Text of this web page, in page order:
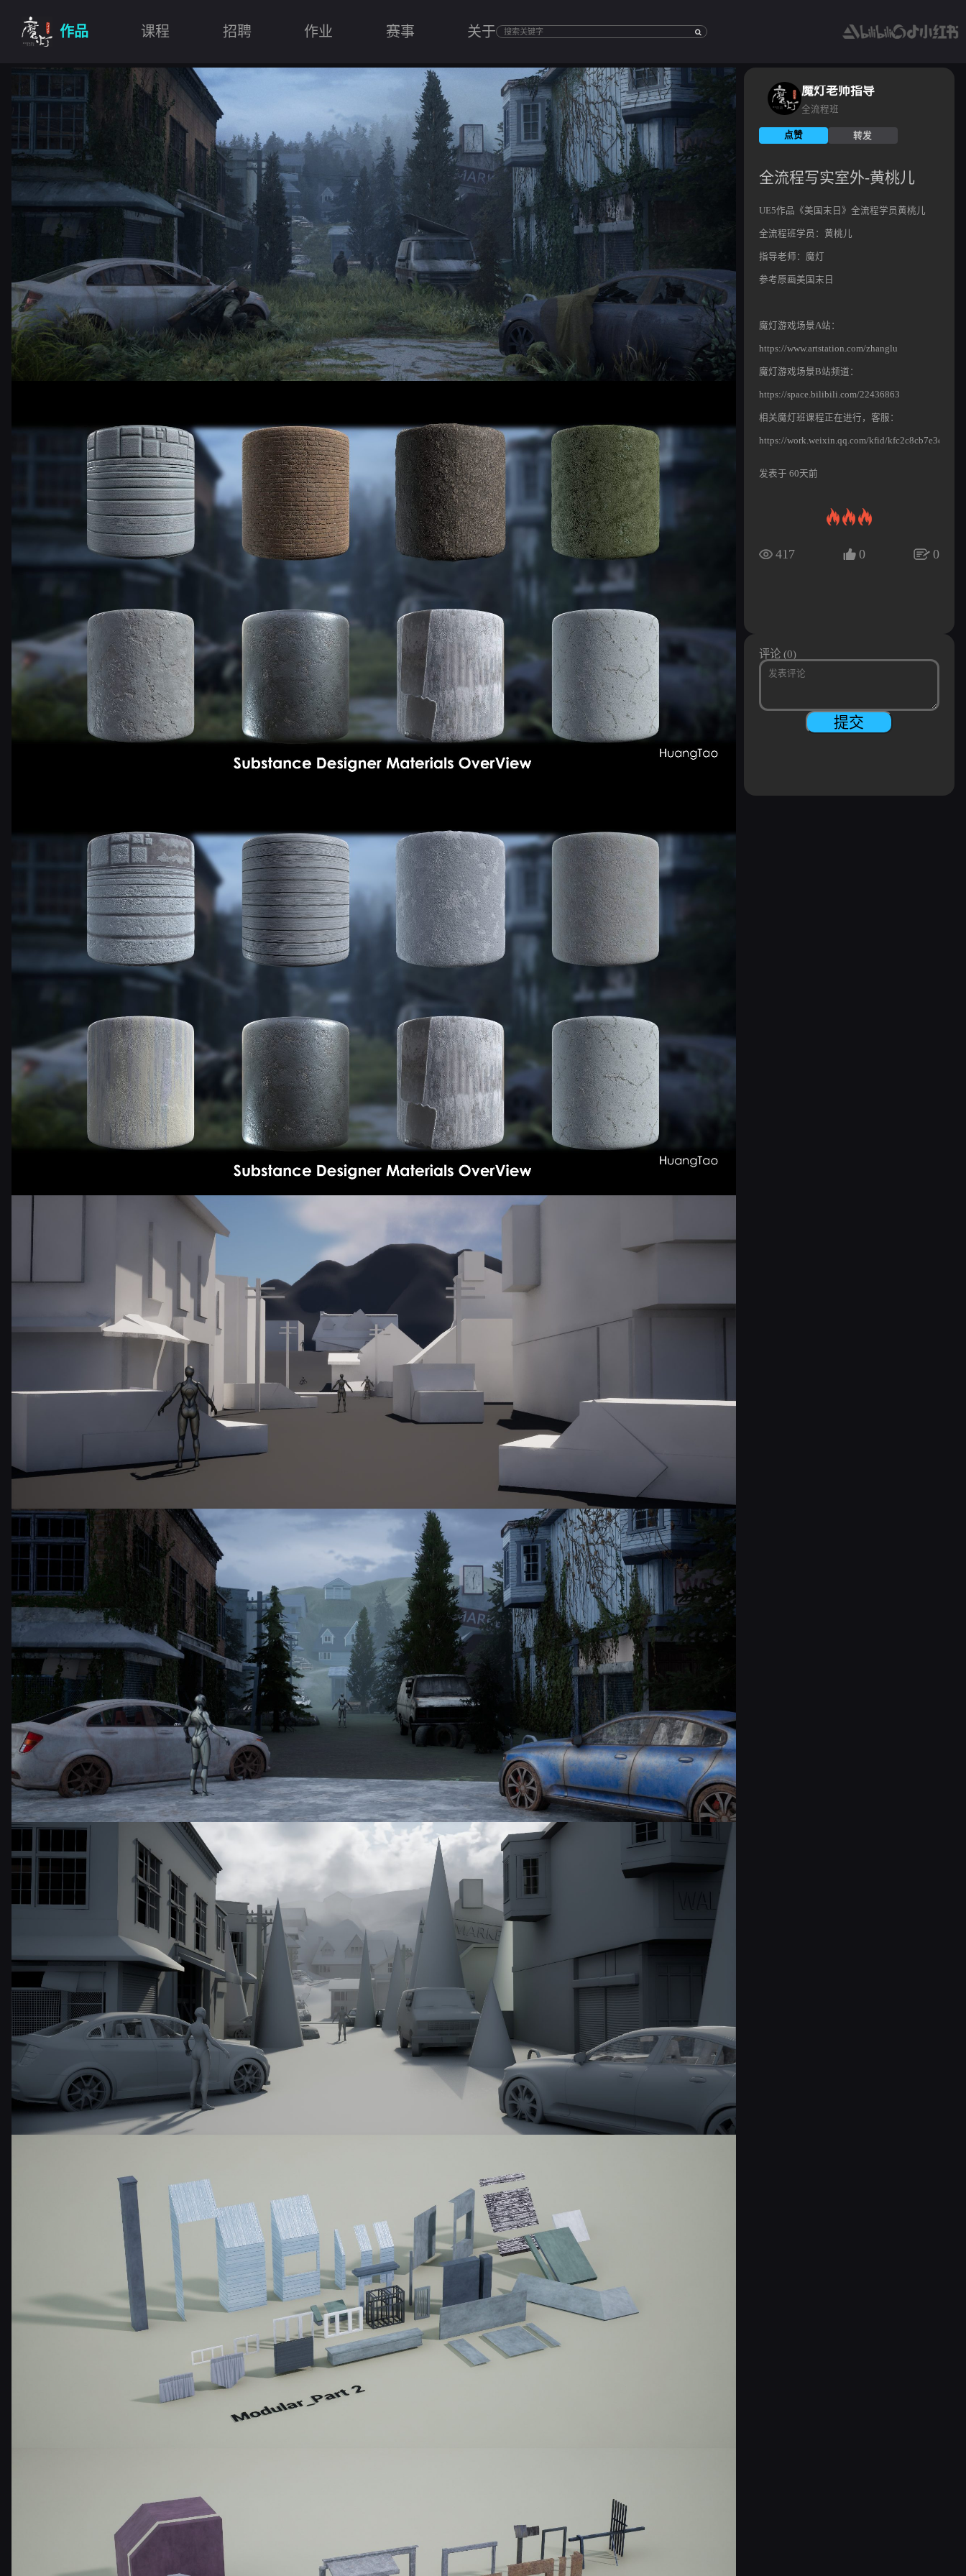
作品 课程 招聘 作业 赛事 关于
魔灯老师指导
全流程班
点赞 转发
实
室
桃
儿]
全流程写实室外-黄桃儿
UE5作品《美国末日》全流程学员黄桃儿
全流程班学员：黄桃儿
指导老师：魔灯
参考原画美国末日
魔灯游戏场景A站：
https://www.artstation.com/zhanglu
魔灯游戏场景B站频道：
https://space.bilibili.com/22436863
相关魔灯班课程正在进行，客服：
https://work.weixin.qq.com/kfid/
发表于 60天前
417 0 0
评论 (0)